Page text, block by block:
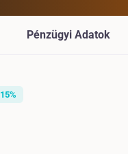
Pénzügyi Adatok
15%